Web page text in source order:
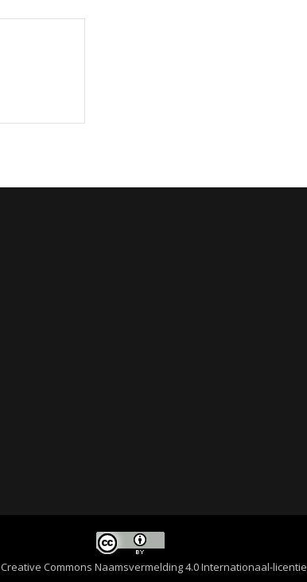
Creative Commons Naamsvermelding 4.0 Internationaal-licentie